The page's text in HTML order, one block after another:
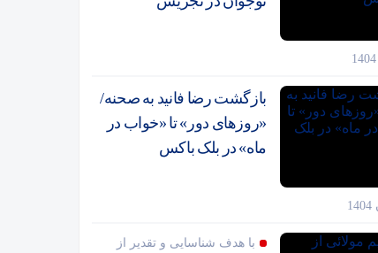
بازگشت رضا فانید به صحنه/
«روزهای دور» تا «خواب در
ماه» در بلک باکس
با هدف شناسایی و تقدیر از